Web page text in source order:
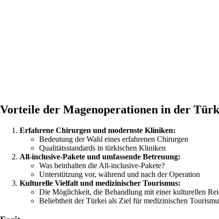
Vorteile der Magenoperationen in der
Erfahrene Chirurgen und modernste Kliniken:
Bedeutung der Wahl eines erfahrenen Chirurgen
Qualitätsstandards in türkischen Kliniken
All-inclusive-Pakete und umfassende Betreuung:
Was beinhalten die All-inclusive-Pakete?
Unterstützung vor, während und nach der Operation
Kulturelle Vielfalt und medizinischer Tourismus:
Die Möglichkeit, die Behandlung mit einer kulturellen
Beliebtheit der Türkei als Ziel für medizinischen